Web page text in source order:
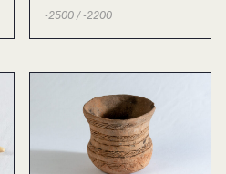
-2500 / -2200